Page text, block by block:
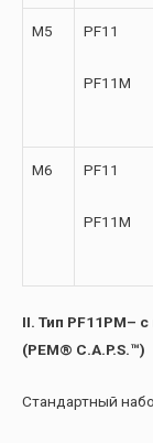
М5 PF11
PF11M
М6 PF11
PF11M
II. Тип PF11PM–
(PEM® C.A.P.S.™)
Стандартный